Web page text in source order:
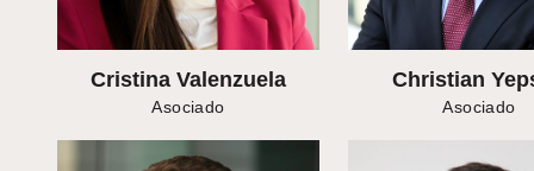
Cristina Valenzuela
Asociado
Christian
Asociado